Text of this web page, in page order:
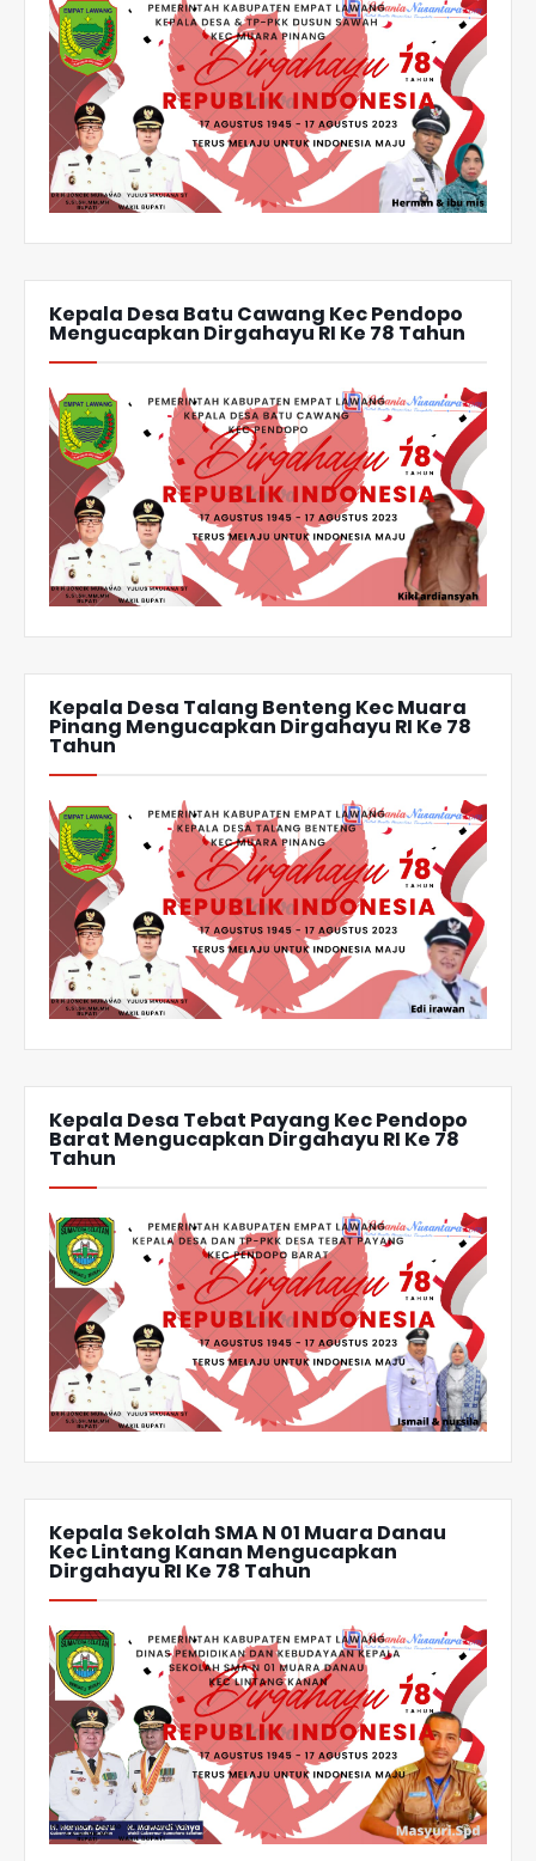
Kepala Desa Batu Cawang Kec Pendopo
Mengucapkan Dirgahayu RI Ke 78 Tahun
Kepala Desa Talang Benteng Kec Muara
Pinang Mengucapkan Dirgahayu RI Ke 78
Tahun
Kepala Desa Tebat Payang Kec Pendopo
Barat Mengucapkan Dirgahayu RI Ke 78
Tahun
Kepala Sekolah SMA N 01 Muara Danau
Kec Lintang Kanan Mengucapkan
Dirgahayu RI Ke 78 Tahun